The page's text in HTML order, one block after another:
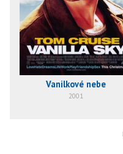
Vanilkové nebe
2001